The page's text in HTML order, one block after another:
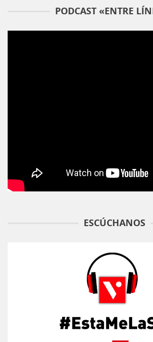
PODCAST «ENTRE
ESCÚCHANOS